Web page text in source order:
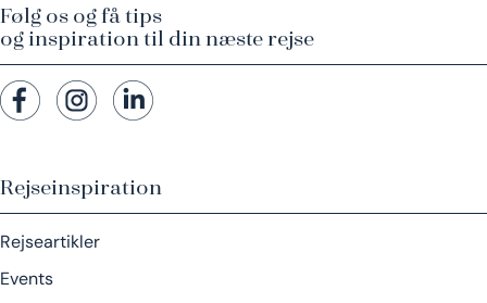
Rejseinspiration
Rejseartikler
Events
Følg os og få tips
og inspiration til din næste rejse